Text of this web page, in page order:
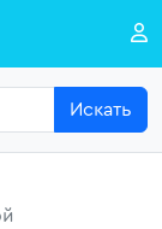
Искать